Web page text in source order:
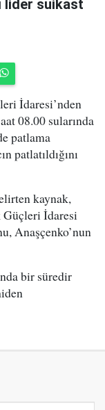
lider suikast
İdaresi’nden
08.00 sularında
patlama
patlatıldığını
kaynak,
Güçleri İdaresi
Anaşçenko’nun
bir süredir